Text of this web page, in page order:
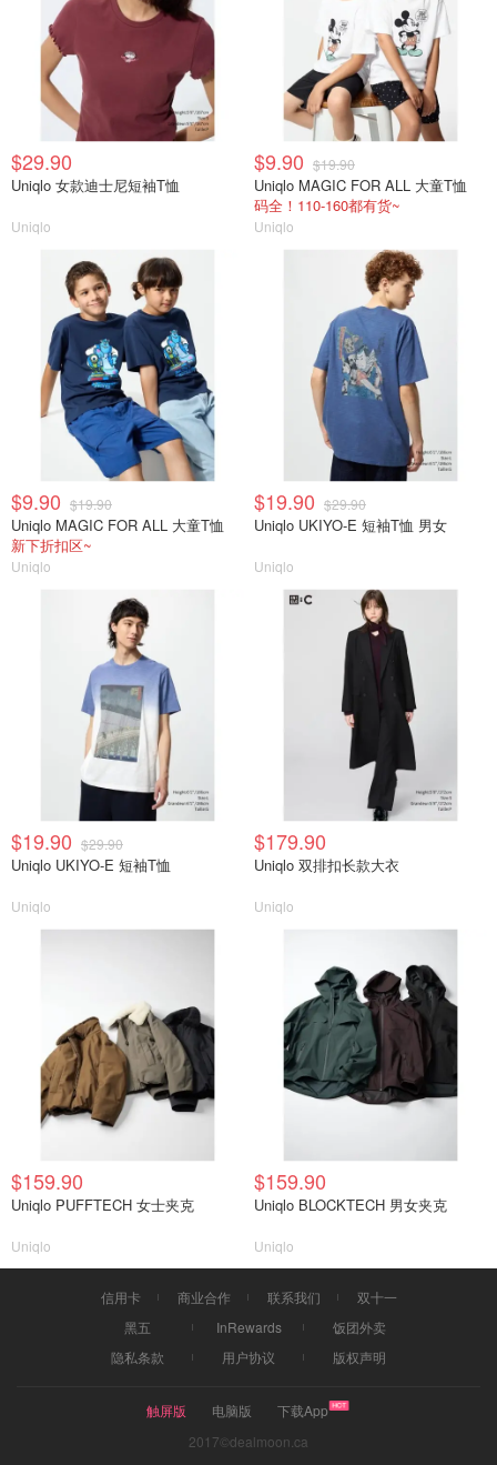
$29.90
Uniqlo 女款迪士尼短袖T恤
Uniqlo
$9.90 $19.90
Uniqlo MAGIC FOR ALL 大童T恤
码全！110-160都有货~
Uniqlo
$9.90 $19.90
Uniqlo MAGIC FOR ALL 大童T恤
新下折扣区~
Uniqlo
$19.90 $29.90
Uniqlo UKIYO-E 短袖T恤 男女
Uniqlo
$19.90 $29.90
Uniqlo UKIYO-E 短袖T恤
Uniqlo
$179.90
Uniqlo 双排扣长款大衣
Uniqlo
$159.90
Uniqlo PUFFTECH 女士夹克
Uniqlo
$159.90
Uniqlo BLOCKTECH 男女夹克
Uniqlo
信用卡 商业合作 联系我们
双十一
黑五
InRewards
饭团外卖
隐私条款
用户协议 版权声明
触屏版 电脑版
下载App
2017©dealmoon.ca